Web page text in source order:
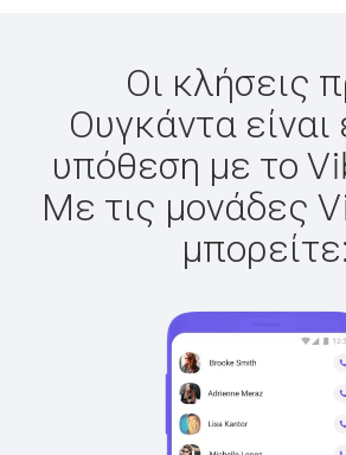
Οι κλήσεις
Ουγκάντα είναι
υπόθεση με το
Με τις μονάδες